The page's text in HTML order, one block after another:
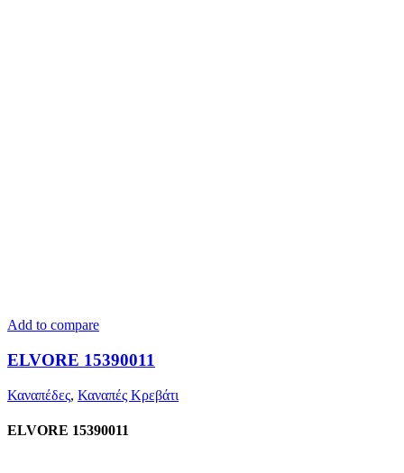
Add to compare
ELVORE 15390011
Καναπέδες, Καναπές Κρεβάτι
ELVORE 15390011